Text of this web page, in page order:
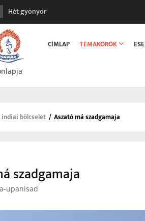
Hét gyönyör
A gondolatok átalakításának nyolc versszaka
Meghalni teljesen biztonságos
Minden más, mint aminek látszik
Vég nélküli leborulás
navigation
CÍMLAP TÉMAKÖRÖK
indiai bölcselet / Aszató má szadgamaja
szadgamaja
upanisad